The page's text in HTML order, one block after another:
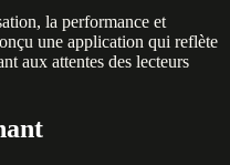
la performance et
une application qui reflète
aux attentes des lecteurs